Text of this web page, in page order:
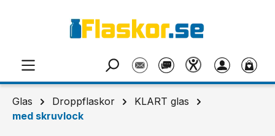
Glas Droppflaskor
KLART glas
med skruvlock